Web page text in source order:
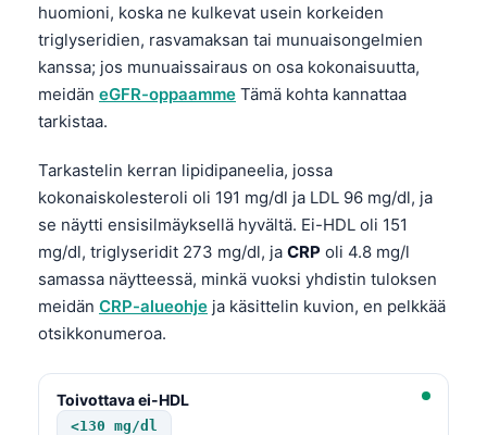
huomioni, koska ne kulkevat usein korkeiden
triglyseridien, rasvamaksan tai munuaisongelmien
kanssa; jos munuaissairaus on osa kokonaisuutta,
meidän eGFR-oppaamme Tämä kohta kannattaa
tarkistaa.
Tarkastelin kerran lipidipaneelia, jossa
kokonaiskolesteroli oli 191 mg/dl ja LDL 96 mg/dl, ja
se näytti ensisilmäyksellä hyvältä. Ei-HDL oli 151
mg/dl, triglyseridit 273 mg/dl, ja CRP oli 4.8 mg/l
samassa näytteessä, minkä vuoksi yhdistin tuloksen
meidän CRP-alueohje ja käsittelin kuvion, en pelkkää
otsikkonumeroa.
Toivottava ei-HDL
<130 mg/dl
ភាសាខ្មែរ
Kiswahili
አማርኛ
Українська
O‘zbekcha
Català
Қазақ тілі
Hrvatski
Slovenčina
كوردی‎
سنڌي